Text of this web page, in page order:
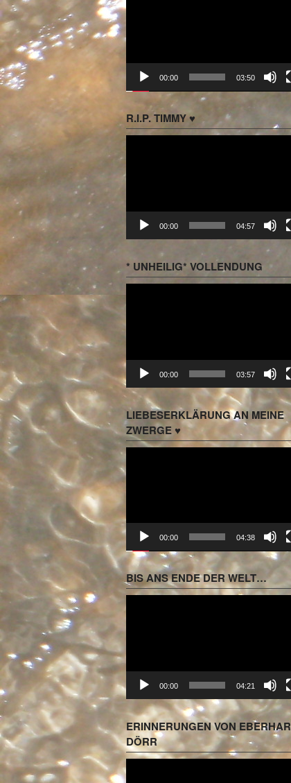
Player
00:00 03:50
R.I.P. TIMMY ♥
00:00 04:57
* UNHEILIG* VOLLENDUNG
Player
00:00 03:57
LIEBESERKLÄRUNG AN MEINE
ZWERGE ♥
Video-
Player
00:00 04:38
BIS ANS ENDE DER WELT…
Player
00:00 04:21
ERINNERUNGEN VON
DÖRR
Player